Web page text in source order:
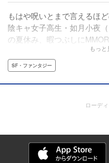
もはや呪いとまで言えるほ
陰キャ女子高生・如月小夜
の夏休み、暇つぶしに
ズ・ワールド≫をプレイし
（ばっこ）する≪シャドア
さを発揮し、≪忍者≫クラス
して、その存在感を放ち始
もっと
SF・ファンタジー
ローデ